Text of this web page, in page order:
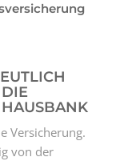
Versicherung.
von der